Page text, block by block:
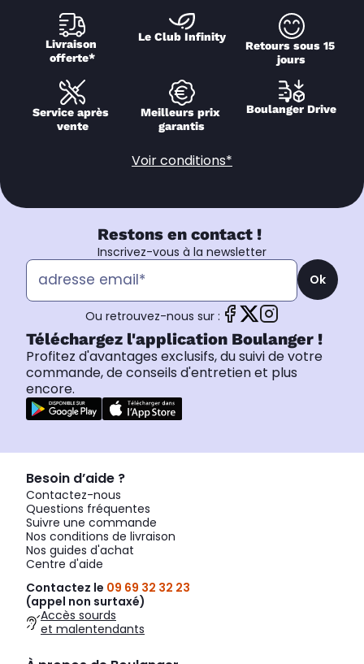
Livraison
offerte*
Le Club Infinity
Retours sous 15
jours
Service après
vente
Meilleurs prix
garantis
Boulanger Drive
Voir conditions*
Restons en contact !
Inscrivez-vous à la newsletter
Ok
Ou retrouvez-nous sur :
Téléchargez l'application Boulanger !
Profitez d'avantages exclusifs, du suivi de votre
commande, de conseils d'entretien et plus
encore.
Besoin d’aide ?
Contactez-nous
Questions fréquentes
Suivre une commande
Nos conditions de livraison
Nos guides d'achat
Centre d'aide
Contactez le 09 69 32 32 23
(appel non surtaxé)
Accès sourds
et malentendants